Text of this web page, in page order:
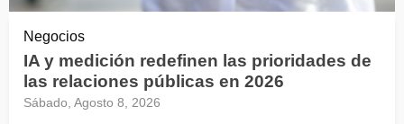
Negocios
IA y medición redefinen las prioridades de
las relaciones públicas en 2026
Sábado, Agosto 8, 2026